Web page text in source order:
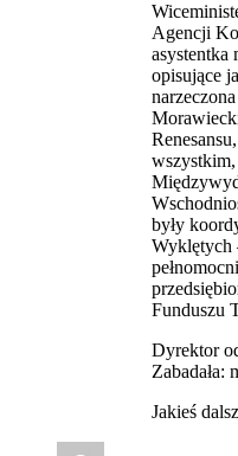
Agencji
asystentka
opisujące
były
Wyklętych
Funduszu
Dyrektor
Zabadała:
Jakieś